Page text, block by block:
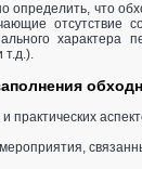
определить, что
отсутствие
т.д.).
практических